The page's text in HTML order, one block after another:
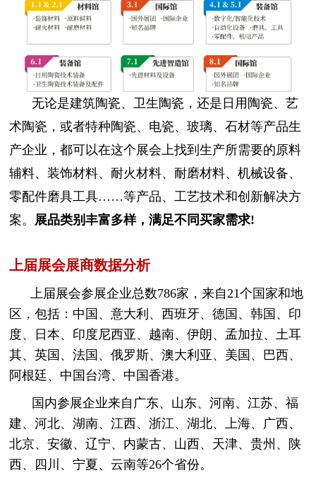
无论是建筑陶瓷、卫生陶瓷，还是日用陶瓷、艺
术陶瓷，或者特种陶瓷、电瓷、玻璃、石材等产品生
产企业，都可以在这个展会上找到生产所需要的原料
辅料、装饰材料、耐火材料、耐磨材料、机械设备、
零配件磨具工具……等产品、工艺技术和创新解决方
案。 展品类别丰富多样，满足不同买家需求!
上届展会展商数据分析
上届展会参展企业总数786家，来自21个国家和地
区，包括：中国、意大利、西班牙、德国、韩国、印
度、日本、印度尼西亚、越南、伊朗、孟加拉、土耳
其、英国、法国、俄罗斯、澳大利亚、美国、巴西、
阿根廷、中国台湾、中国香港。
国内参展企业来自广东、山东、河南、江苏、福
建、河北、湖南、江西、浙江、湖北、上海、广西、
北京、安徽、辽宁、内蒙古、山西、天津、贵州、陕
西、四川、宁夏、云南等26个省份。